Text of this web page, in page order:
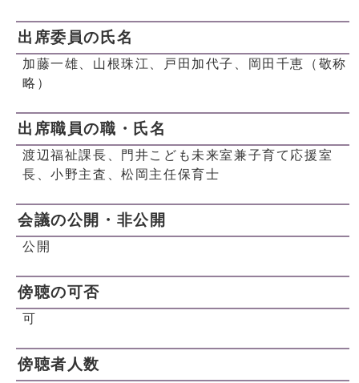
出席委員の氏名
加藤一雄、山根珠江、戸田加代子、岡田千恵（敬称
略）
出席職員の職・氏名
渡辺福祉課長、門井こども未来室兼子育て応援室
長、小野主査、松岡主任保育士
会議の公開・非公開
公開
傍聴の可否
可
傍聴者人数